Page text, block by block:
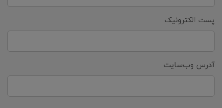
پست الکترونیک
آدرس وب‌سایت